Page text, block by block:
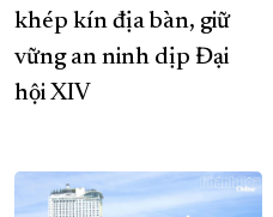
khép kín địa bàn, giữ
vững an ninh dịp Đại
hội XIV